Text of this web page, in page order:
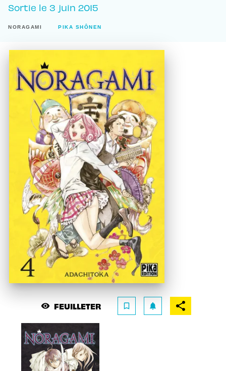
Sortie le 3 juin 2015
NORAGAMI PIKA SHÔNEN
visibility FEUILLETER bookmark_border notifications